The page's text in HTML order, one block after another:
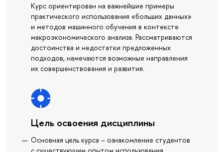
Курс ориентирован на важнейшие примеры
практического использования «больших данных»
и методов машинного обучения в контексте
макроэкономического анализа. Рассматриваются
достоинства и недостатки предложенных
подходов, намечаются возможные направления
их совершенствования и развития.
Цель освоения дисциплины
Основная цель курса – ознакомление студентов
с существующим опытом использования